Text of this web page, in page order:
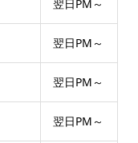
翌日PM～
翌日PM～
翌日PM～
翌日PM～